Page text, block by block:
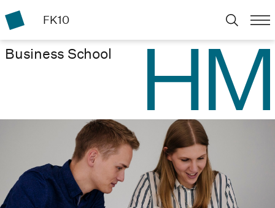
FK10
Business School